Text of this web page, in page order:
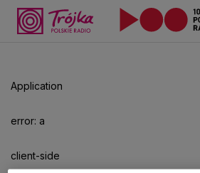
Application
error: a
client-side